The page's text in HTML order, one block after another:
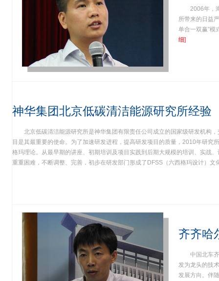
2006年，
所带来的日益
单合一双赢”模
细]
神华集团北京低碳清洁能源研究所经验
北京低碳清洁能源研究所是神华集团有限责任公司成立的国家级研发机构
目是其最重要的使命。为了加速研发进程，提高研发项目的质量，2010年研究
格玛理论。从最早期的讲座、初期培训及项目实践到后期大规模的培训、实战
重重困难，不断调整、完善，初步在研发部门形成了DFSS（六西格玛设计）文
齐齐哈
中国北车
发为龙头的技
发展方向。伴